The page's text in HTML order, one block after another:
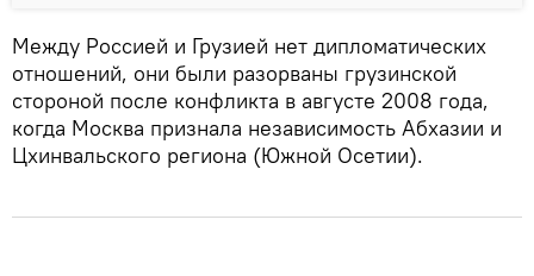
Между Россией и Грузией нет дипломатических
отношений, они были разорваны грузинской
стороной после конфликта в августе 2008 года,
когда Москва признала независимость Абхазии и
Цхинвальского региона (Южной Осетии).